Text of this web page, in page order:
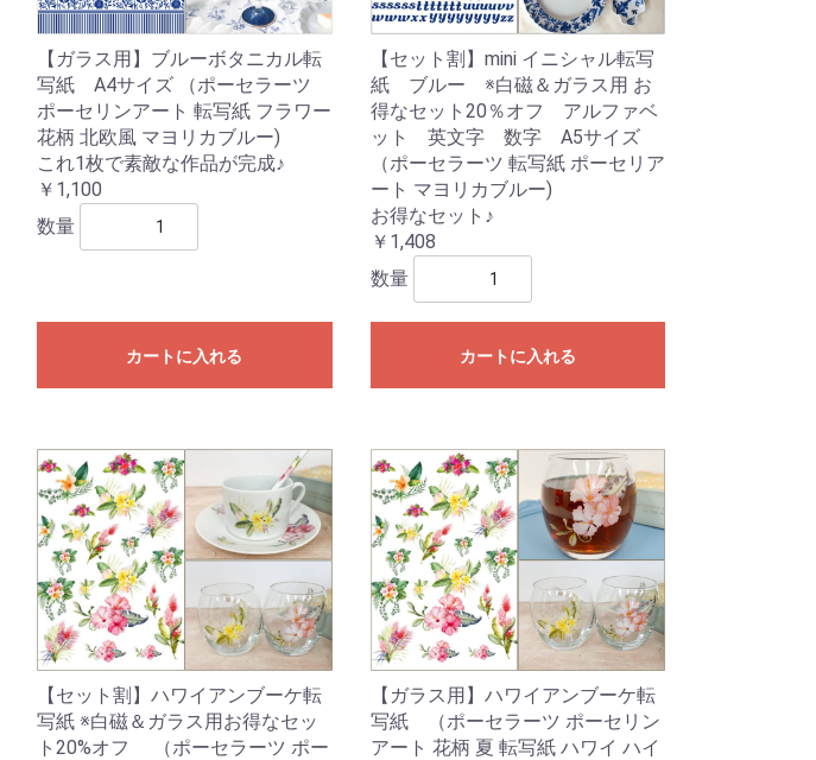
【ガラス用】ブルーボタニカル転
写紙 A4サイズ （ポーセラーツ
ポーセリンアート 転写紙 フラワー
花柄 北欧風 マヨリカブルー)
これ1枚で素敵な作品が完成♪
￥1,100
数量
カートに入れる
【セット割】mini イニシャル転写
紙 ブルー ※白磁＆ガラス用 お
得なセット20％オフ アルファベ
ット 英文字 数字 A5サイズ
（ポーセラーツ 転写紙 ポーセリア
ート マヨリカブルー)
お得なセット♪
￥1,408
数量
カートに入れる
【セット割】ハワイアンブーケ転
写紙 ※白磁＆ガラス用お得なセッ
ト20%オフ （ポーセラーツ ポー
【ガラス用】ハワイアンブーケ転
写紙 （ポーセラーツ ポーセリン
アート 花柄 夏 転写紙 ハワイ ハイ